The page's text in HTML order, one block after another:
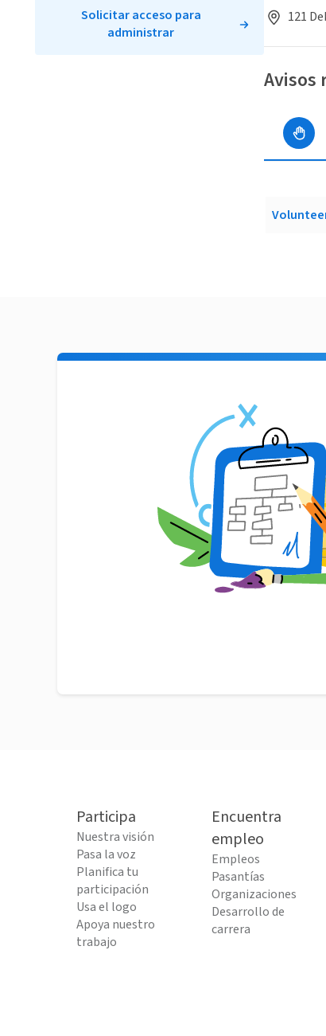
121
Avisos
Solicitar acceso para
administrar
Participa
Nuestra visión
Pasa la voz
Planifica tu
participación
Usa el logo
Apoya nuestro
trabajo
Encuentra
empleo
Empleos
Pasantías
Organizaciones
Desarrollo de
carrera